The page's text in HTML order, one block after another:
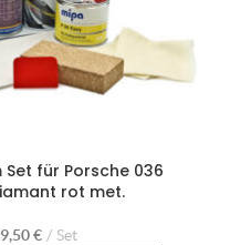
für Porsche 036
rot met.
€ Set